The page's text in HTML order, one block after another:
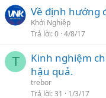
Về định hướng
Khởi Nghiệp
Trả lời 0 4/8/17
T
Kinh nghiệm
hậu quả.
trebor
Trả lời 31 1/3/17